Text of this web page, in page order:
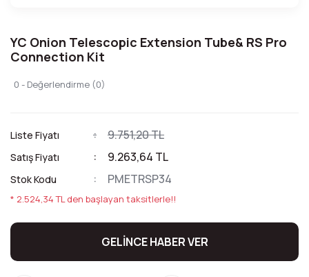
YC Onion Telescopic Extension Tube& RS Pro
Connection Kit
0 - Değerlendirme (0)
Liste Fiyatı 9.751,20 TL
Satış Fiyatı 9.263,64 TL
Stok Kodu PMETRSP34
* 2.524,34 TL den başlayan taksitlerle!!
GELİNCE HABER VER